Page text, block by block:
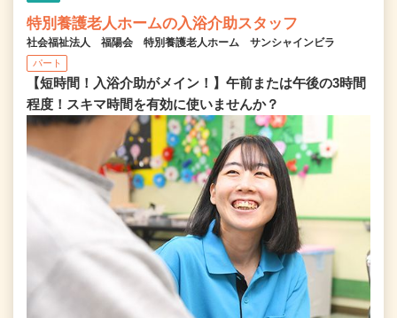
特別養護老人ホームの入浴介助スタッフ
社会福祉法人 福陽会 特別養護老人ホーム サンシャインビラ
パート
【短時間！入浴介助がメイン！】午前または午後の3時間
程度！スキマ時間を有効に使いませんか？